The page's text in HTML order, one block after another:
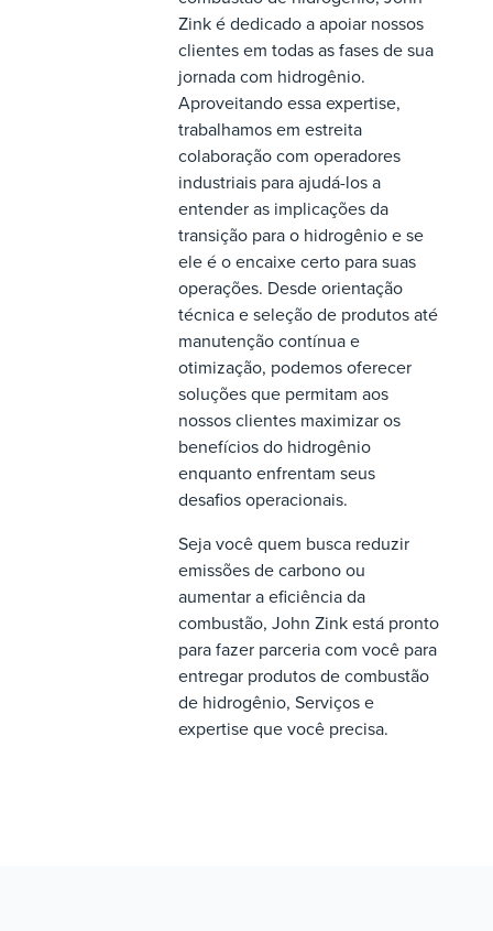
Zink é dedicado a apoiar nossos
clientes em todas as fases de sua
jornada com hidrogênio.
Aproveitando essa expertise,
trabalhamos em estreita
colaboração com operadores
industriais para ajudá-los a
entender as implicações da
transição para o hidrogênio e se
ele é o encaixe certo para suas
operações. Desde orientação
técnica e seleção de produtos até
manutenção contínua e
otimização, podemos oferecer
soluções que permitam aos
nossos clientes maximizar os
benefícios do hidrogênio
enquanto enfrentam seus
desafios operacionais.
Seja você quem busca reduzir
emissões de carbono ou
aumentar a eficiência da
combustão, John Zink está pronto
para fazer parceria com você para
entregar produtos de combustão
de hidrogênio, Serviços e
expertise que você precisa.